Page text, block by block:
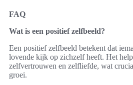
FAQ
Wat is een positief zelfbeeld?
Een positief zelfbeeld betekent dat
lovende kijk op zichzelf heeft. Het
zelfvertrouwen en zelfliefde, wat
groei.